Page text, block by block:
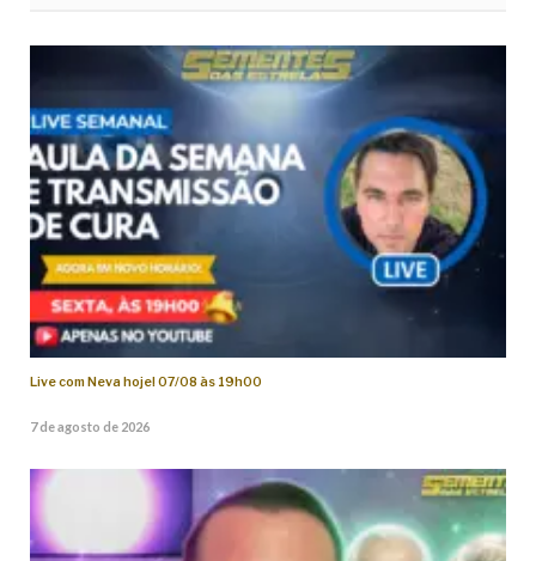
Live com Neva hoje! 07/08 às 19h00
7 de agosto de 2026